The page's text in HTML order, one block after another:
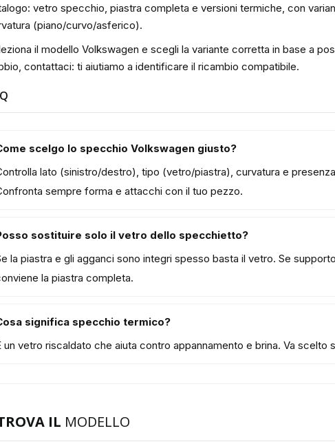
vetro specchio, piastra completa e versioni termiche, con
(piano/curvo/asferico).
il modello Volkswagen e scegli la variante corretta in base a
contattaci: ti aiutiamo a identificare il ricambio compatibile.
scelgo lo specchio Volkswagen giusto?
lato (sinistro/destro), tipo (vetro/piastra), curvatura e
sempre forma e attacchi con il tuo pezzo.
sostituire solo il vetro dello specchietto?
la piastra e gli agganci sono integri spesso basta il vetro. Se
la piastra completa.
significa specchio termico?
un vetro riscaldato che aiuta contro appannamento e brina. Va scelto
IL MODELLO